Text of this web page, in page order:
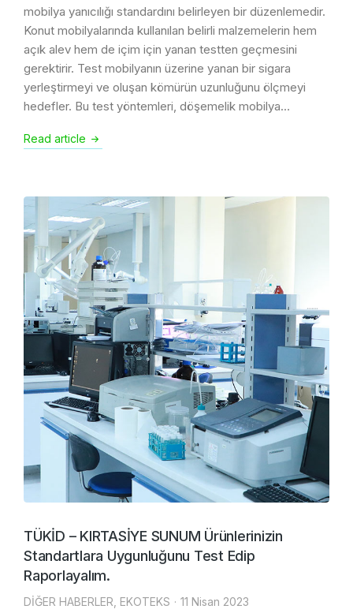
mobilya yanıcılığı standardını belirleyen bir düzenlemedir.
Konut mobilyalarında kullanılan belirli malzemelerin hem
açık alev hem de içim için yanan testten geçmesini
gerektirir. Test mobilyanın üzerine yanan bir sigara
yerleştirmeyi ve oluşan kömürün uzunluğunu ölçmeyi
hedefler. Bu test yöntemleri, döşemelik mobilya…
Read article
TÜKİD – KIRTASİYE SUNUM Ürünlerinizin
Standartlara Uygunluğunu Test Edip
Raporlayalım.
DİĞER HABERLER EKOTEKS 11 Nisan 2023